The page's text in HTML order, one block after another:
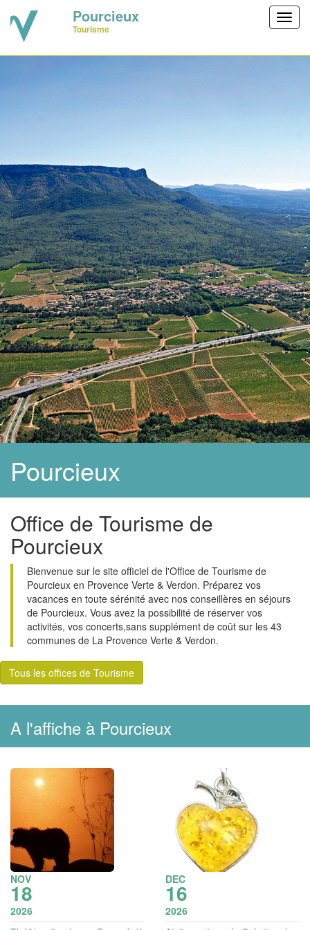
Pourcieux
Tourisme
Pourcieux
Office de Tourisme de
Pourcieux
Bienvenue sur le site officiel de l'Office de Tourisme de
Pourcieux en Provence Verte & Verdon. Préparez vos
vacances en toute sérénité avec nos conseillères en séjours
de Pourcieux. Vous avez la possibilité de réserver vos
activités, vos concerts,sans supplément de coût sur les 43
communes de La Provence Verte & Verdon.
Tous les offices de Tourisme
A l'affiche à Pourcieux
NOV
18
2026
DEC
16
2026